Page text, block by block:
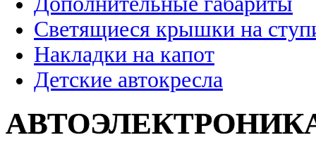
Светящиеся крышки на
Накладки на капот
Детские автокресла